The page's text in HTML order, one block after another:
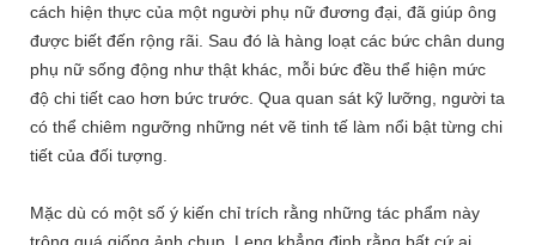
cách hiện thực của một người phụ nữ đương đại, đã giúp ông
được biết đến rộng rãi. Sau đó là hàng loạt các bức chân dung
phụ nữ sống động như thật khác, mỗi bức đều thể hiện mức
độ chi tiết cao hơn bức trước. Qua quan sát kỹ lưỡng, người ta
có thể chiêm ngưỡng những nét vẽ tinh tế làm nổi bật từng chi
tiết của đối tượng.
Mặc dù có một số ý kiến ​​chỉ trích rằng những tác phẩm này